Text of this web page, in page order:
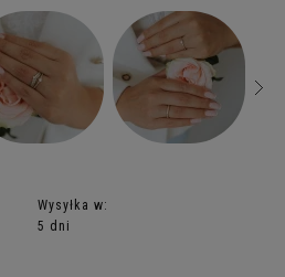
Wysyłka w:
5 dni